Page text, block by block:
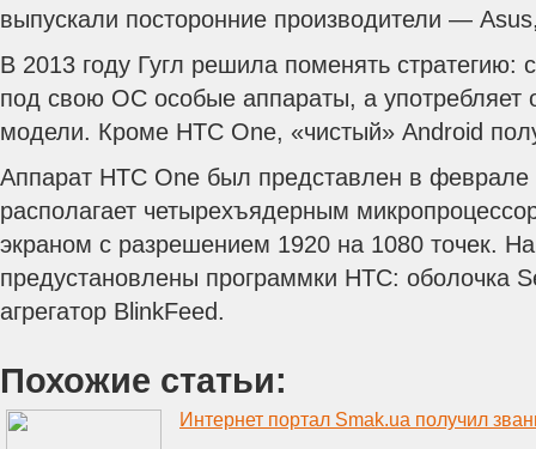
выпускали посторонние производители —
В 2013 году Гугл решила поменять стратегию:
под свою ОС особые аппараты, а употребляет
модели. Кроме HTC One, «чистый» Android
Аппарат HTC One был представлен в
располагает четырехъядерным
экраном с разрешением 1920 на 1080 точек.
предустановлены программки HTC: оболочка
агрегатор BlinkFeed.
Похожие статьи:
Интернет портал Smak.ua получил